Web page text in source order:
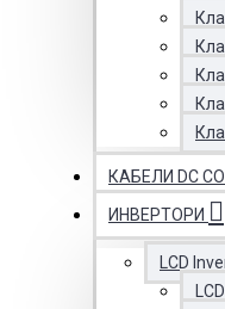
КАБЕЛИ DC
ИНВЕРТОРИ
LCD